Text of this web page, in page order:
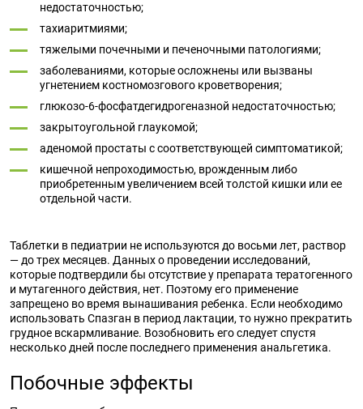
недостаточностью;
тахиаритмиями;
тяжелыми почечными и печеночными патологиями;
заболеваниями, которые осложнены или вызваны
угнетением костномозгового кроветворения;
глюкозо-6-фосфатдегидрогеназной недостаточностью;
закрытоугольной глаукомой;
аденомой простаты с соответствующей симптоматикой;
кишечной непроходимостью, врожденным либо
приобретенным увеличением всей толстой кишки или ее
отдельной части.
Таблетки в педиатрии не используются до восьми лет, раствор
— до трех месяцев. Данных о проведении исследований,
которые подтвердили бы отсутствие у препарата тератогенного
и мутагенного действия, нет. Поэтому его применение
запрещено во время вынашивания ребенка. Если необходимо
использовать Спазган в период лактации, то нужно прекратить
грудное вскармливание. Возобновить его следует спустя
несколько дней после последнего применения анальгетика.
Побочные эффекты